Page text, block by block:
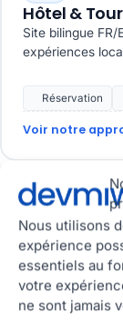
Nous utilisons
expérience
essentiels au
votre
ne sont jamais
Hôtel &
Site bilingue FR/
expériences
Réservation
Voir notre
Expert-
Siteconforme
(entreprises,
fiscales.